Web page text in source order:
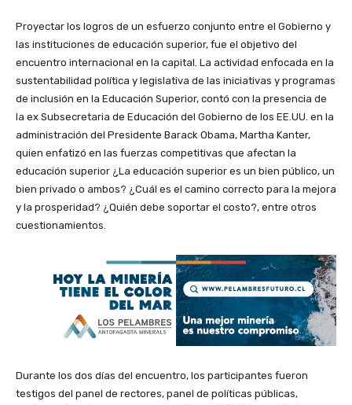
Proyectar los logros de un esfuerzo conjunto entre el Gobierno y
las instituciones de educación superior, fue el objetivo del
encuentro internacional en la capital. La actividad enfocada en la
sustentabilidad política y legislativa de las iniciativas y programas
de inclusión en la Educación Superior, contó con la presencia de
la ex Subsecretaria de Educación del Gobierno de los EE.UU. en la
administración del Presidente Barack Obama, Martha Kanter,
quien enfatizó en las fuerzas competitivas que afectan la
educación superior ¿La educación superior es un bien público, un
bien privado o ambos? ¿Cuál es el camino correcto para la mejora
y la prosperidad? ¿Quién debe soportar el costo?, entre otros
cuestionamientos.
Durante los dos días del encuentro, los participantes fueron
testigos del panel de rectores, panel de políticas públicas,